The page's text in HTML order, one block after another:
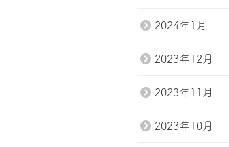
2024年1月
2023年12月
2023年11月
2023年10月